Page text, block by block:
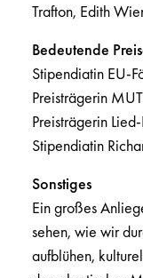
Trafton, Edith
Bedeutende
Stipendiatin EU-
Preisträgerin
Preisträgerin
Stipendiatin
Sonstiges
Ein großes
sehen, wie wir
aufblühen,